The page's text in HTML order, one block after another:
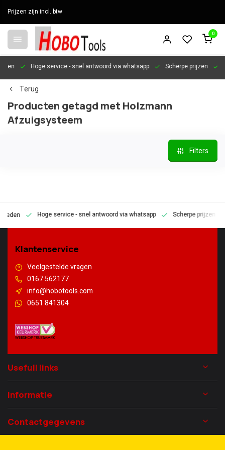
Prijzen zijn incl. btw
0
Hoge service- snel antwoord via whatsapp Scherpe prijzen
Terug
Producten getagd met Holzmann
Afzuigsysteem
Filters
Hoge service- snel antwoord via whatsapp Scherpe prijzen
Klantenservice
Veelgestelde vragen
0167 562177
info@hobotools.com
0651 841304
Usefull links
Informatie
Contactgegevens